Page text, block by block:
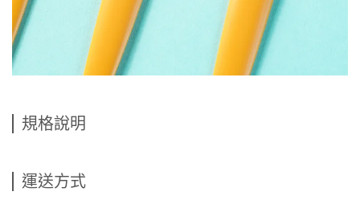
規格說明
運送方式